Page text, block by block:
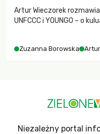
Artur Wieczorek
UNFCCC i YOUNGO – o
Zuzanna Borowska
Niezależny portal